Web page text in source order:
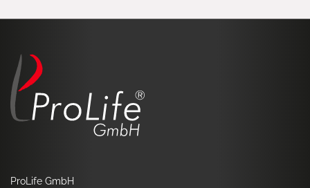
ProLife GmbH